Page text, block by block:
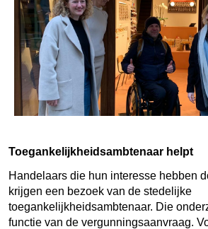
Toegankelijkheidsambtenaar helpt
Handelaars die hun interesse hebben
krijgen een bezoek van de stedelijke
toegankelijkheidsambtenaar. Die
functie van de vergunningsaanvraag.